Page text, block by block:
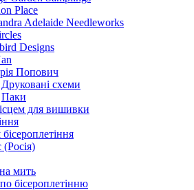
Place
Adelaide Needleworks
Designs
Попович
Друковані схеми
Паки
для вишивки
(Росія)
мить
бісероплетінню